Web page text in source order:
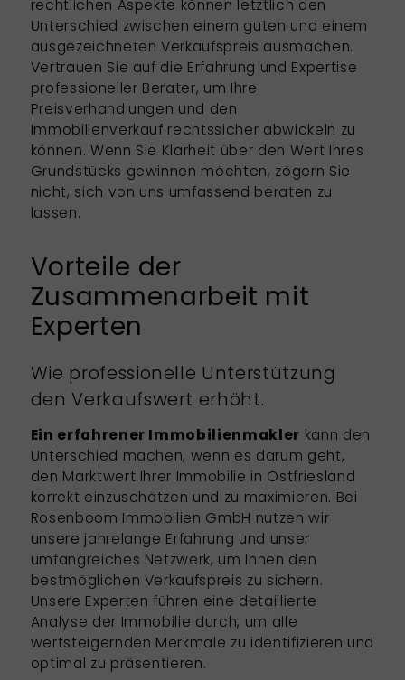
rechtlichen Aspekte können letztlich den
Unterschied zwischen einem guten und einem
ausgezeichneten Verkaufspreis ausmachen.
Vertrauen Sie auf die Erfahrung und Expertise
professioneller Berater, um Ihre
Preisverhandlungen und den
Immobilienverkauf rechtssicher abwickeln zu
können. Wenn Sie Klarheit über den Wert Ihres
Grundstücks gewinnen möchten, zögern Sie
nicht, sich von uns umfassend beraten zu
lassen.
Vorteile der
Zusammenarbeit mit
Experten
Wie professionelle Unterstützung
den Verkaufswert erhöht.
Ein erfahrener Immobilienmakler kann den
Unterschied machen, wenn es darum geht,
den Marktwert Ihrer Immobilie in Ostfriesland
korrekt einzuschätzen und zu maximieren. Bei
Rosenboom Immobilien GmbH nutzen wir
unsere jahrelange Erfahrung und unser
umfangreiches Netzwerk, um Ihnen den
bestmöglichen Verkaufspreis zu sichern.
Unsere Experten führen eine detaillierte
Analyse der Immobilie durch, um alle
wertsteigernden Merkmale zu identifizieren und
optimal zu präsentieren.